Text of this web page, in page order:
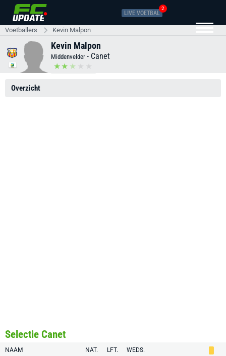
LIVE VOETBAL
2
Voetballers Kevin Malpon
Kevin Malpon
Middenvelder - Canet
Overzicht
Selectie Canet
NAAM NAT. LFT. WEDS.